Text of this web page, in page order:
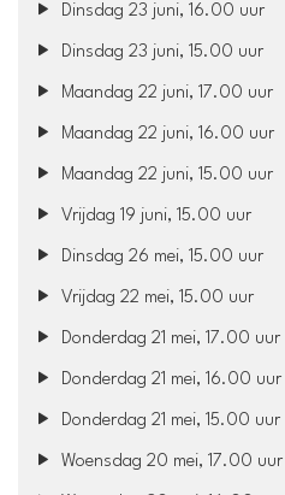
Dinsdag 23 juni, 16.00 uur
Dinsdag 23 juni, 15.00 uur
Maandag 22 juni, 17.00 uur
Maandag 22 juni, 16.00 uur
Maandag 22 juni, 15.00 uur
Vrijdag 19 juni, 15.00 uur
Dinsdag 26 mei, 15.00 uur
Vrijdag 22 mei, 15.00 uur
Donderdag 21 mei, 17.00 uur
Donderdag 21 mei, 16.00 uur
Donderdag 21 mei, 15.00 uur
Woensdag 20 mei, 17.00 uur